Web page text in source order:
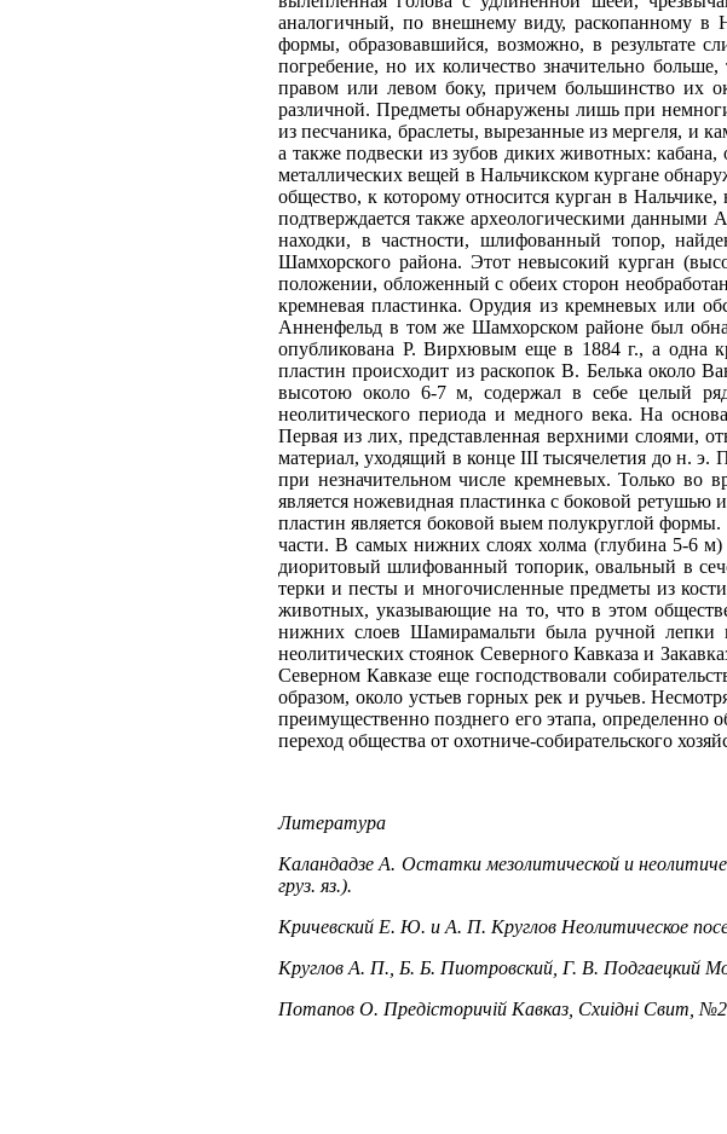
Литерaтура
Каландадзе А. Остатки мезолитической и
груз. яз.).
Кричевский Е. Ю. и А. П. Круглов Неолитическое
Круглов А. П., Б. Б. Пиотровский, Г. В. Подгаецкий
Потапов О. Предiсторичiй Кавказ, Схиiднi Cвит, №2,